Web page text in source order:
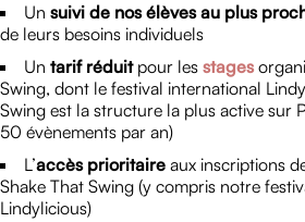
Un suivi de nos élèves au plus
de leurs besoins individuels
Un tarif réduitpour les stages
Swing, dont le festival international
Swing est la structure la plus active sur
50 évènements par an)
L’accès prioritaire aux inscriptions
Shake That Swing (y compris notre
Lindylicious)